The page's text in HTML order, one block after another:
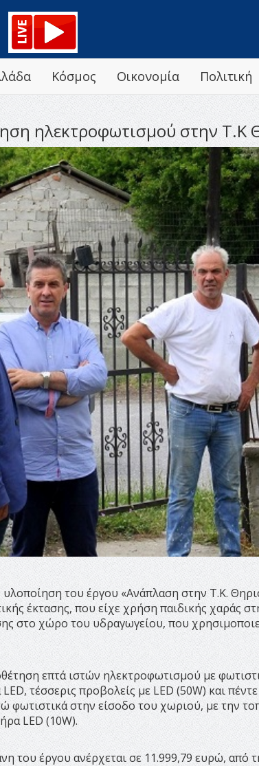
Κόσμος Οικονομία Πολιτική
ηλεκτροφωτισμού στην Τ.Κ
υλοποίηση του έργου «Ανάπλαση στην Τ.Κ.
έκτασης, που είχε χρήση παιδικής χαράς
στο χώρο του υδραγωγείου, που
επτά ιστών ηλεκτροφωτισμού με
τέσσερις προβολείς με LED (50W) και
φωτιστικά στην είσοδο του χωριού, με την
LED (10W).
του έργου ανέρχεται σε 11.999,79 ευρώ, από